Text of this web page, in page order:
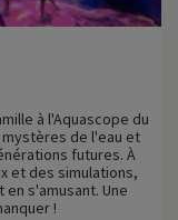
à l'Aquascope du
mystères de l'eau et
futures. À
et des simulations,
s'amusant. Une
!